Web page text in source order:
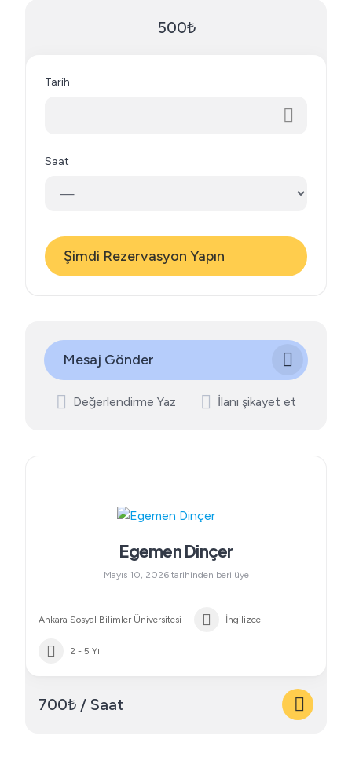
500₺
Tarih
Saat
Şimdi Rezervasyon Yapın
Mesaj Gönder
Değerlendirme Yaz İlanı şikayet et
Egemen Dinçer
Mayıs 10, 2026 tarihinden beri üye
Ankara Sosyal Bilimler Üniversitesi İngilizce
2 - 5 Yıl
700₺ / Saat